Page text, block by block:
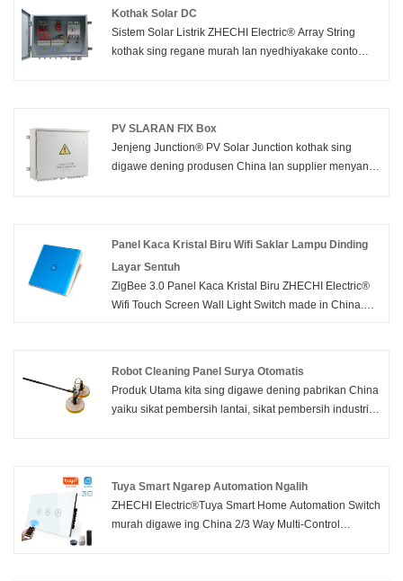
Kothak Solar DC
Sistem Solar Listrik ZHECHI Electric® Array String
kothak sing regane murah lan nyedhiyakake conto
nggabungake output saka modul PV kanggo
sambungan menyang inverter.
PV SLARAN FIX Box
Jenjeng Junction® PV Solar Junction kothak sing
digawe dening produsen China lan supplier menyang
nggabungake output saka modul PV kanggo
sambungan menyang inverter.
Panel Kaca Kristal Biru Wifi Saklar Lampu Dinding
Layar Sentuh
ZigBee 3.0 Panel Kaca Kristal Biru ZHECHI Electric®
Wifi Touch Screen Wall Light Switch made in China.
Control Association Makarya karo Alexa, Google Home
Zigbee 3.0 Hub Dibutuhake. Minangka pabrik
profesional, kita pengin menehi sampeyan kualitas
Robot Cleaning Panel Surya Otomatis
Produk Utama kita sing digawe dening pabrikan China
yaiku sikat pembersih lantai, sikat pembersih industri,
plastik, lsp.
Tuya Smart Ngarep Automation Ngalih
ZHECHI Electric®Tuya Smart Home Automation Switch
murah digawe ing China 2/3 Way Multi-Control